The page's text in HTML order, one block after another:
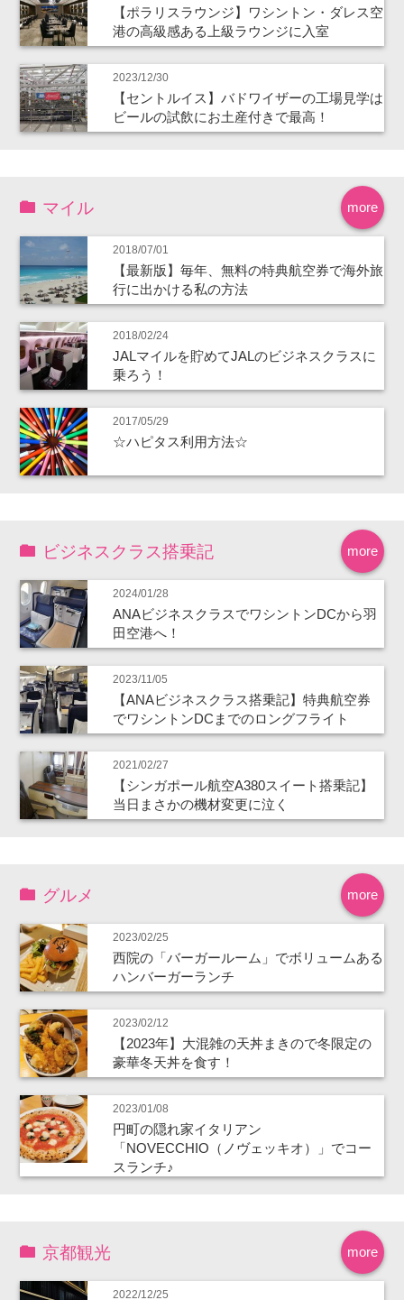
【ポラリスラウンジ】ワシントン・ダレス空
港の高級感ある上級ラウンジに入室
2023/12/30
【セントルイス】バドワイザーの工場見学は
ビールの試飲にお土産付きで最高！
more
マイル
2018/07/01
【最新版】毎年、無料の特典航空券で海外旅
行に出かける私の方法
2018/02/24
JALマイルを貯めてJALのビジネスクラスに
乗ろう！
2017/05/29
☆ハピタス利用方法☆
more
ビジネスクラス搭乗記
2024/01/28
ANAビジネスクラスでワシントンDCから羽
田空港へ！
2023/11/05
【ANAビジネスクラス搭乗記】特典航空券
でワシントンDCまでのロングフライト
2021/02/27
【シンガポール航空A380スイート搭乗記】
当日まさかの機材変更に泣く
more
グルメ
2023/02/25
西院の「バーガールーム」でボリュームある
ハンバーガーランチ
2023/02/12
【2023年】大混雑の天丼まきので冬限定の
豪華冬天丼を食す！
2023/01/08
円町の隠れ家イタリアン
「NOVECCHIO（ノヴェッキオ）」でコー
スランチ♪
more
京都観光
2022/12/25